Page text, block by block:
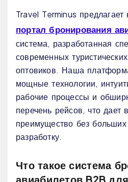
Travel Terminus
портал бронирования
система, разработанная
современных
оптовиков. Наша
мощные технологии,
рабочие процессы и
перечень рейсов, что дает
преимущество без больших
разработку.
Что такое система
авиабилетов B2B